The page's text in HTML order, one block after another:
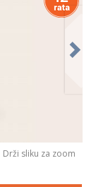
Drži sliku za zoom